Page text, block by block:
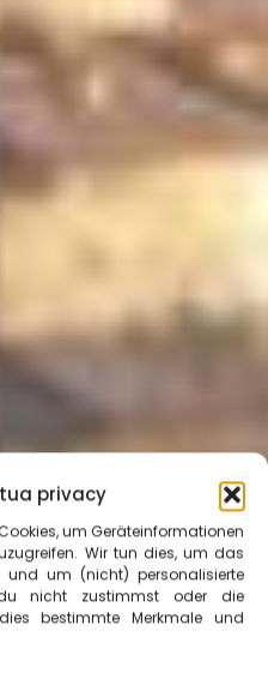
privacy
um Geräteinformationen
Wir tun dies, um das
und um (nicht) personalisierte
nicht zustimmst oder die
bestimmte Merkmale und